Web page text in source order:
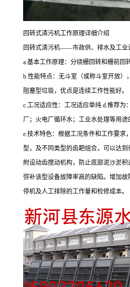
回转式清污机工作原理详细介绍
回转式清污机——市政供、排水及工业
a.基本工作原理：分绕栅回转和栅前回
b.性能特点：无斗室（或称斗室开放）
阻塞型垃圾，优点是连续工作性能好。
c.工况适应性：工况适应单纯 d.推荐为
厂；火电厂循环水；工业水处理等用途
e.技术特色：根据工况条件和工作要求
型，及不同类型的齿耙组合，可以达到
附设动齿搅动机构，防止底部泥沙淤
弥补该型设备故障率高的缺陷。增加
停机及人工排除的工作量和检修成本。